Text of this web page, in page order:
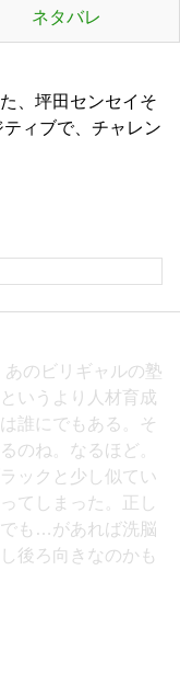
ネタバレ
、坪田センセイそ
ィブで、チャレン
のビリギャルの塾
いうより人材育成
誰にでもある。そ
のね。なるほど。
ックと少し似てい
てしまった。正し
も…があれば洗脳
後ろ向きなのかも